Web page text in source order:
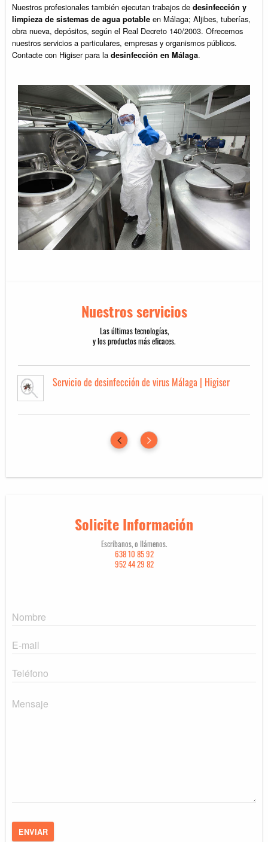
Nuestros profesionales también ejecutan trabajos de desinfección y
limpieza de sistemas de agua potable en Málaga; Aljibes, tuberías,
obra nueva, depósitos, según el Real Decreto 140/2003. Ofrecemos
nuestros servicios a particulares, empresas y organismos públicos.
Contacte con Higiser para la desinfección en Málaga.
Nuestros servicios
Las últimas tecnologías,
y los productos más eficaces.
Servicio de desinfección de virus Málaga | Higiser
Solicite Información
Escríbanos, o llámenos.
638 10 85 92
952 44 29 82
ENVIAR